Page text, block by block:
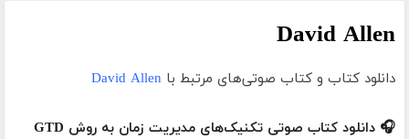
David Allen
دانلود کتاب و کتاب صوتی‌های مرتبط با David Allen
🎧 دانلود کتاب صوتی تکنیک‌های مدیریت زمان به روش GTD